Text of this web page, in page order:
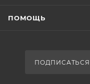
ПОМОЩЬ